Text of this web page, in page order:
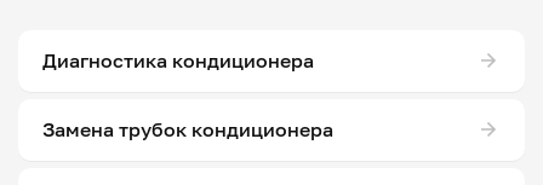
Диагностика кондиционера
Замена трубок кондиционера